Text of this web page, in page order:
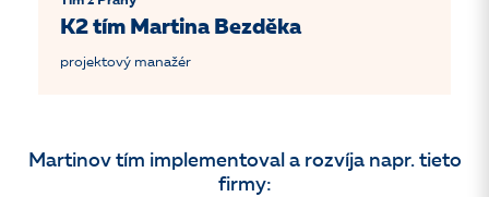
K2 tím Martina Bezděka
projektový manažér
Martinov tím implementoval a rozvíja napr. tieto
firmy: